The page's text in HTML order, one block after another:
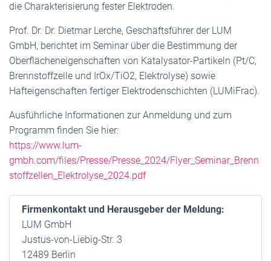
die Charakterisierung fester Elektroden.
Prof. Dr. Dr. Dietmar Lerche, Geschäftsführer der LUM
GmbH, berichtet im Seminar über die Bestimmung der
Oberflächeneigenschaften von Katalysator-Partikeln (Pt/C,
Brennstoffzelle und IrOx/TiO2, Elektrolyse) sowie
Hafteigenschaften fertiger Elektrodenschichten (LUMiFrac).
Ausführliche Informationen zur Anmeldung und zum
Programm finden Sie hier:
https://www.lum-
gmbh.com/files/Presse/Presse_2024/Flyer_Seminar_Brenn
stoffzellen_Elektrolyse_2024.pdf
Firmenkontakt und Herausgeber der Meldung:
LUM GmbH
Justus-von-Liebig-Str. 3
12489 Berlin